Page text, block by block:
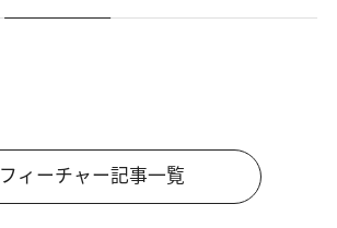
フィーチャー記事一覧